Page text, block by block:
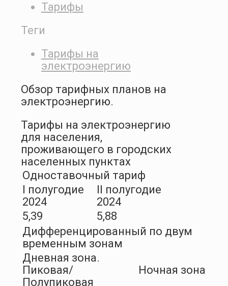
Тарифы
Теги
Тарифы на
электроэнергию
Обзор тарифных планов на
электроэнергию.
Тарифы на электроэнергию
для населения,
проживающего в городских
населенных пунктах
Одноставочный тариф
I полугодие
2024
II полугодие
2024
5,39
5,88
Дифференцированный по двум
временным зонам
Дневная зона.
Пиковая/
Полупиковая
Ночная зона